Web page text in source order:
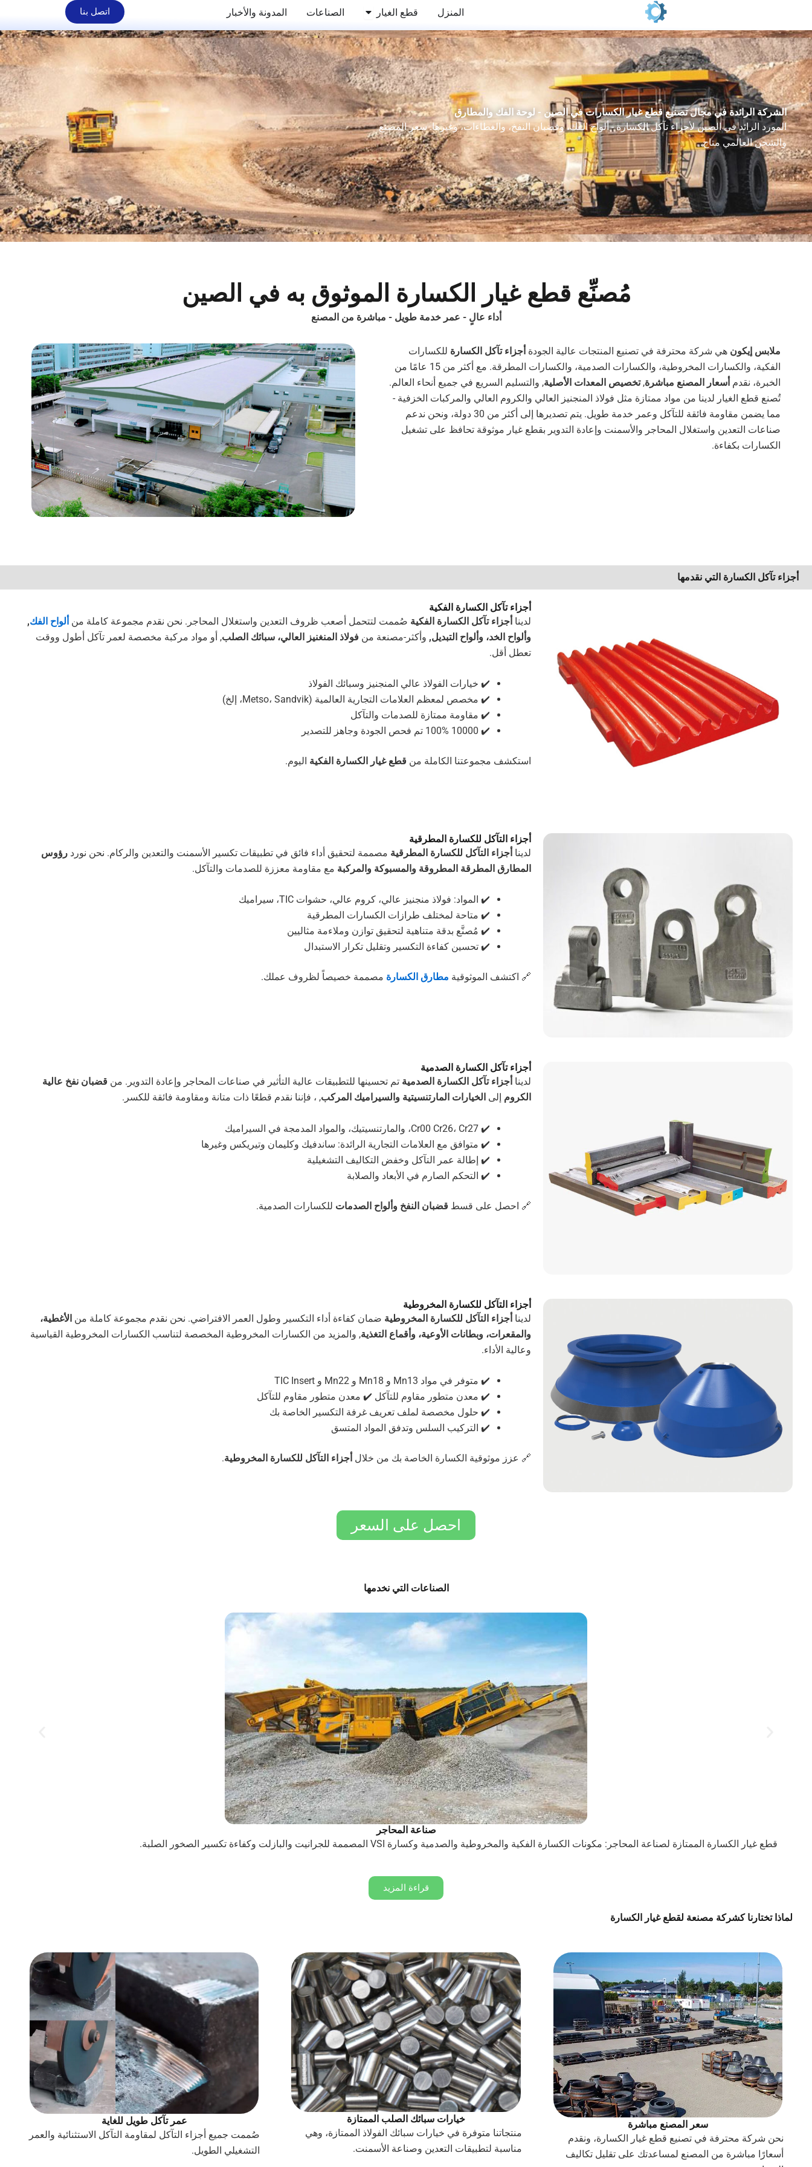
المحتوى
المنزل قطع الغيار Abierto WEAR PARTS
الصناعات المدونة والأخبار اتصل بنا
الشركة الرائدة في مجال تصنيع قطع غيار الكسارات في الصين - لوحة الفك والمطارق
المورد الرائد في الصين لأجزاء تآكل الكسارة - ألواح الفك، وقضبان النفخ، والغطاءات، وغيرها. سعر المصنع
والشحن العالمي متاح.
مُصنِّع قطع غيار الكسارة الموثوق به في الصين
أداء عالٍ - عمر خدمة طويل - مباشرة من المصنع
ملابس إيكون هي شركة محترفة في تصنيع المنتجات عالية الجودة أجزاء تآكل الكسارة للكسارات
الفكية، والكسارات المخروطية، والكسارات الصدمية، والكسارات المطرقة. مع أكثر من 15 عامًا من
الخبرة، نقدم أسعار المصنع مباشرة,تخصيص المعدات الأصلية, والتسليم السريع في جميع أنحاء العالم.
تُصنع قطع الغيار لدينا من مواد ممتازة مثل فولاذ المنجنيز العالي والكروم العالي والمركبات الخزفية -
مما يضمن مقاومة فائقة للتآكل وعمر خدمة طويل. يتم تصديرها إلى أكثر من 30 دولة، ونحن ندعم
صناعات التعدين واستغلال المحاجر والأسمنت وإعادة التدوير بقطع غيار موثوقة تحافظ على تشغيل
الكسارات بكفاءة.
أجزاء تآكل الكسارة التي نقدمها
أجزاء تآكل الكسارة الفكية
لدينا أجزاء تآكل الكسارة الفكية صُممت لتتحمل أصعب ظروف التعدين واستغلال المحاجر. نحن نقدم مجموعة كاملة من ألواح الفك,
وألواح الخد، وألواح التبديل, وأكثر-مصنعة منفولاذ المنغنيز العالي، سبائك الصلب, أو مواد مركبة مخصصة لعمر تآكل أطول ووقت
تعطل أقل.
✔️ خيارات الفولاذ عالي المنجنيز وسبائك الفولاذ
✔️ مخصص لمعظم العلامات التجارية العالمية (Metso، Sandvik، إلخ)
✔️ مقاومة ممتازة للصدمات والتآكل
✔️ 10000 100% تم فحص الجودة وجاهز للتصدير
استكشف مجموعتنا الكاملة منقطع غيار الكسارة الفكية اليوم.
أجزاء التآكل للكسارة المطرقية
لدينا أجزاء التآكل للكسارة المطرقية مصممة لتحقيق أداء فائق في تطبيقات تكسير الأسمنت والتعدين والركام. نحن نوردرؤوس
المطارق المطرقة المطروقة والمسبوكة والمركبة مع مقاومة معززة للصدمات والتآكل.
✔️ المواد: فولاذ منجنيز عالي، كروم عالي، حشوات TIC، سيراميك
✔️ متاحة لمختلف طرازات الكسارات المطرقية
✔️ مُصنَّع بدقة متناهية لتحقيق توازن وملاءمة مثاليين
✔️ تحسين كفاءة التكسير وتقليل تكرار الاستبدال
🔗 اكتشف الموثوقية مطارق الكسارة مصممة خصيصاً لظروف عملك.
أجزاء تآكل الكسارة الصدمية
لدينا أجزاء تآكل الكسارة الصدمية تم تحسينها للتطبيقات عالية التأثير في صناعات المحاجر وإعادة التدوير. منقضبان نفخ عالية
الكروم إلى الخيارات المارتنسيتية والسيراميك المركب, ، فإننا نقدم قطعًا ذات متانة ومقاومة فائقة للكسر.
✔️ Cr00 Cr26، Cr27، والمارتنسيتيك، والمواد المدمجة في السيراميك
✔️ متوافق مع العلامات التجارية الرائدة: ساندفيك وكليمان وتيريكس وغيرها
✔️ إطالة عمر التآكل وخفض التكاليف التشغيلية
✔️ التحكم الصارم في الأبعاد والصلابة
🔗 احصل على قسطقضبان النفخ وألواح الصدمات للكسارات الصدمية.
أجزاء التآكل للكسارة المخروطية
لدينا أجزاء التآكل للكسارة المخروطية ضمان كفاءة أداء التكسير وطول العمر الافتراضي. نحن نقدم مجموعة كاملة من الأغطية،
والمقعرات، وبطانات الأوعية، وأقماع التغذية, والمزيد من الكسارات المخروطية المخصصة لتناسب الكسارات المخروطية القياسية
وعالية الأداء.
✔️ متوفر في مواد Mn13 و Mn18 و Mn22 و TIC Insert
✔️ معدن متطور مقاوم للتآكل ✔️ معدن متطور مقاوم للتآكل
✔️ حلول مخصصة لملف تعريف غرفة التكسير الخاصة بك
✔️ التركيب السلس وتدفق المواد المتسق
🔗 عزز موثوقية الكسارة الخاصة بك من خلال أجزاء التآكل للكسارة المخروطية.
احصل على السعر
الصناعات التي نخدمها
صناعة المحاجر
قطع غيار الكسارة الممتازة لصناعة المحاجر: مكونات الكسارة الفكية والمخروطية والصدمية وكسارة VSI المصممة للجرانيت والبازلت وكفاءة تكسير الصخور الصلبة.
قراءة المزيد
لماذا تختارنا كشركة مصنعة لقطع غيار الكسارة
سعر المصنع مباشرة
نحن شركة محترفة في تصنيع قطع غيار الكسارة، ونقدم
أسعارًا مباشرة من المصنع لمساعدتك على تقليل تكاليف
خيارات سبائك الصلب الممتازة
منتجاتنا متوفرة في خيارات سبائك الفولاذ الممتازة، وهي
مناسبة لتطبيقات التعدين وصناعة الأسمنت.
عمر تآكل طويل للغاية
صُممت جميع أجزاء التآكل لمقاومة التآكل الاستثنائية والعمر
التشغيلي الطويل.